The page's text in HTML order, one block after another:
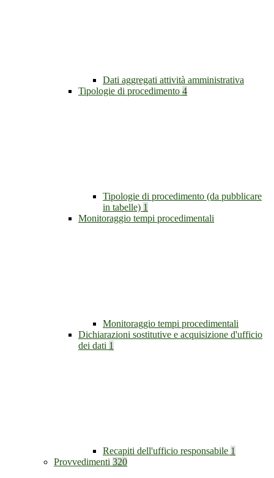
Dati aggregati attività amministrativa
Tipologie di procedimento 4
Tipologie di procedimento (da pubblicare
in tabelle) 1
Monitoraggio tempi procedimentali
Monitoraggio tempi procedimentali
Dichiarazioni sostitutive e acquisizione d'ufficio
dei dati 1
Recapiti dell'ufficio responsabile 1
Provvedimenti 320